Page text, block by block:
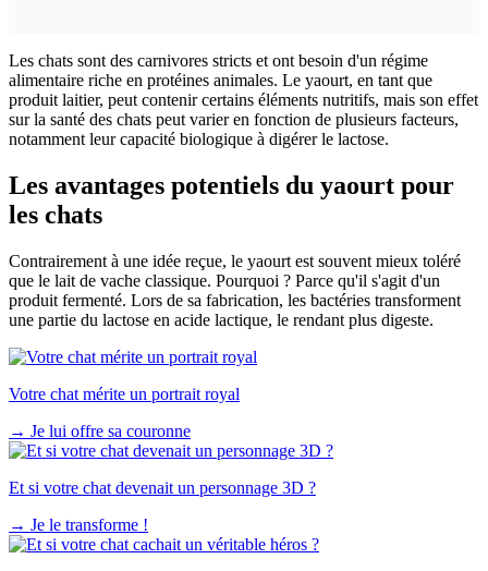
Les chats sont des carnivores stricts et ont besoin d'un régime
alimentaire riche en protéines animales. Le yaourt, en tant que
produit laitier, peut contenir certains éléments nutritifs, mais son effet
sur la santé des chats peut varier en fonction de plusieurs facteurs,
notamment leur capacité biologique à digérer le lactose.
Les avantages potentiels du yaourt pour
les chats
Contrairement à une idée reçue, le yaourt est souvent mieux toléré
que le lait de vache classique. Pourquoi ? Parce qu'il s'agit d'un
produit fermenté. Lors de sa fabrication, les bactéries transforment
une partie du lactose en acide lactique, le rendant plus digeste.
Votre chat mérite un portrait royal
→ Je lui offre sa couronne
Et si votre chat devenait un personnage 3D ?
→ Je le transforme !